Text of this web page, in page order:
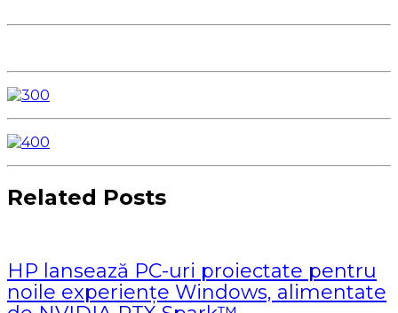
Related Posts
HP lansează PC-uri proiectate pentru
noile experiențe Windows, alimentate